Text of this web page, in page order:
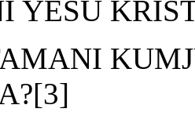
YESU